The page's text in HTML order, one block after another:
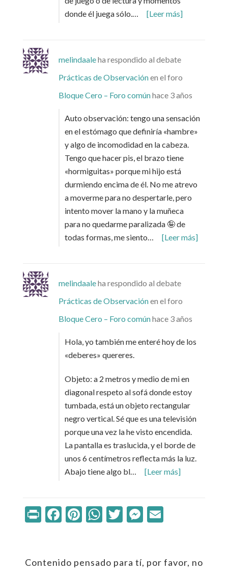
donde él juega sólo.…
[Leer más]
melindaaleha respondido al debate
Prácticas de Observaciónen el foro
Bloque Cero – Foro comúnhace 3 años
Auto observación: tengo una sensación
en el estómago que definiría «hambre»
y algo de incomodidad en la cabeza.
Tengo que hacer pis, el brazo tiene
«hormiguitas» porque mi hijo está
durmiendo encima de él. No me atrevo
a moverme para no despertarle, pero
intento mover la mano y la muñeca
para no quedarme paralizada 🤪 de
todas formas, me siento…
[Leer más]
melindaaleha respondido al debate
Prácticas de Observaciónen el foro
Bloque Cero – Foro comúnhace 3 años
Hola, yo también me enteré hoy de los
«deberes» quereres.
Objeto: a 2 metros y medio de mi en
diagonal respeto al sofá donde estoy
tumbada, está un objeto rectangular
negro vertical. Sé que es una televisión
porque una vez la he visto encendida.
La pantalla es traslucida, y el borde de
unos 6 centímetros reflecta más la luz.
Abajo tiene algo bl…
[Leer más]
PrintFacebook
Pinterest
WhatsApp
Twitter
Messenger
Email
Contenido pensado para tí, por favor, no